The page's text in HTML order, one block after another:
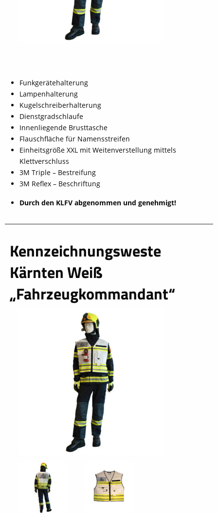
Funkgerätehalterung
Lampenhalterung
Kugelschreiberhalterung
Dienstgradschlaufe
Innenliegende Brusttasche
Flauschfläche für Namensstreifen
Einheitsgröße XXL mit Weitenverstellung mittels
Klettverschluss
3M Triple – Bestreifung
3M Reflex – Beschriftung
Durch den KLFV abgenommen und genehmigt!
schließen
Kennzeichnungsweste
Kärnten Weiß
„Fahrzeugkommandant“